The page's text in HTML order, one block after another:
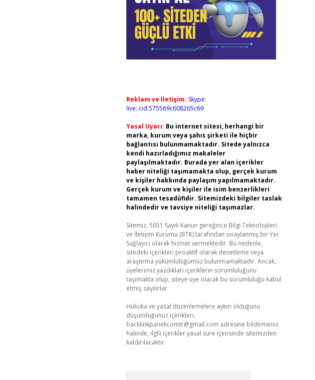
Reklam ve İletişim: Skype:
live:.cid.575569c608265c69
Yasal Uyarı: Bu internet sitesi, herhangi bir
marka, kurum veya şahıs şirketi ile hiçbir
bağlantısı bulunmamaktadır. Sitede yalnızca
kendi hazırladığımız makaleler
paylaşılmaktadır. Burada yer alan içerikler
haber niteliği taşımamakta olup, gerçek kurum
ve kişiler hakkında paylaşım yapılmamaktadır.
Gerçek kurum ve kişiler ile isim benzerlikleri
tamamen tesadüfidir. Sitemizdeki bilgiler taslak
halindedir ve tavsiye niteliği taşımazlar.
Sitemiz, 5651 Sayılı Kanun gereğince Bilgi Teknolojileri
ve İletişim Kurumu (BTK) tarafından onaylanmış bir Yer
Sağlayıcı olarak hizmet vermektedir. Bu nedenle,
sitedeki içerikleri proaktif olarak denetleme veya
araştırma yükümlülüğümüz bulunmamaktadır. Ancak,
üyelerimiz yazdıkları içeriklerin sorumluluğunu
taşımakta olup, siteye üye olarak bu sorumluluğu kabul
etmiş sayılırlar.
Hukuka ve yasal düzenlemelere aykırı olduğunu
düşündüğünüz içerikleri,
backlinkpanelicomtr@gmail.com adresine bildirmeniz
halinde, ilgili içerikler yasal süre içerisinde sitemizden
kaldırılacaktır.